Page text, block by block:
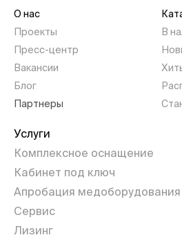
О нас
Проекты
Пресс-центр
Вакансии
Блог
Партнеры
В
Услуги
Комплексное оснащение
Кабинет под ключ
Апробация медоборудования
Сервис
Лизинг